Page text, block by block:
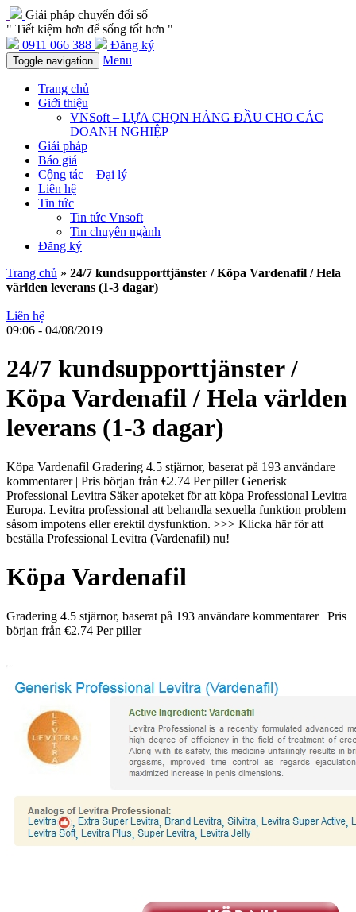
Giải pháp chuyển đổi số
" Tiết kiệm hơn để sống tốt hơn "
0911 066 388
Đăng ký
Toggle navigation Menu
Trang chủ
Giới thiệu
VNSoft – LỰA CHỌN HÀNG ĐẦU CHO CÁC
DOANH NGHIỆP
Giải pháp
Báo giá
Cộng tác – Đại lý
Liên hệ
Tin tức
Tin tức Vnsoft
Tin chuyên ngành
Đăng ký
Trang chủ » 24/7 kundsupporttjänster / Köpa Vardenafil / Hela
världen leverans (1-3 dagar)
Liên hệ
09:06 - 04/08/2019
24/7 kundsupporttjänster /
Köpa Vardenafil / Hela världen
leverans (1-3 dagar)
Köpa Vardenafil Gradering 4.5 stjärnor, baserat på 193 användare
kommentarer | Pris början från €2.74 Per piller Generisk
Professional Levitra Säker apoteket för att köpa Professional Levitra
Europa. Levitra professional att behandla sexuella funktion problem
såsom impotens eller erektil dysfunktion. >>> Klicka här för att
beställa Professional Levitra (Vardenafil) nu!
Köpa Vardenafil
Gradering 4.5 stjärnor, baserat på 193 användare kommentarer| Pris
början från €2.74 Per piller